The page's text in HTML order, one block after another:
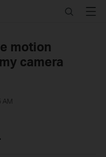
SearchMenu
motion
camera
AM